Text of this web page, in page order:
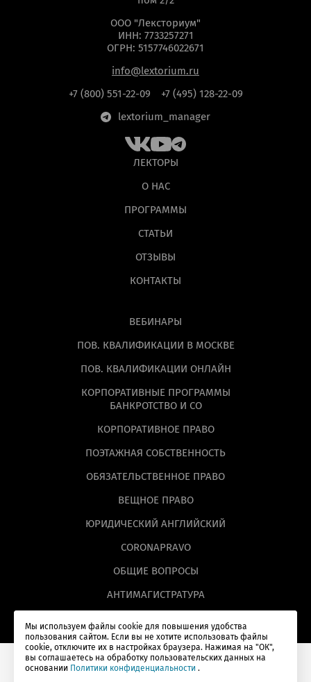
Мы используем файлы cookie для повышения удобства
пользования сайтом. Если вы не хотите использовать файлы
cookie, отключите их в настройках браузера. Нажимая на "ОК",
вы соглашаетесь на обработку пользовательских данных на
основании Политики конфиденциальности .
ООО "Лексториум"
ИНН: 7733257271
ОГРН: 5157746022671
info@lextorium.ru
+7 (800) 551-22-09
+7 (495) 128-22-09
lextorium_manager
ЛЕКТОРЫ
О НАС
ПРОГРАММЫ
СТАТЬИ
ОТЗЫВЫ
КОНТАКТЫ
ВЕБИНАРЫ
ПОВ. КВАЛИФИКАЦИИ В МОСКВЕ
ПОВ. КВАЛИФИКАЦИИ ОНЛАЙН
КОРПОРАТИВНЫЕ ПРОГРАММЫ
БАНКРОТСТВО И СО
КОРПОРАТИВНОЕ ПРАВО
ПОЭТАЖНАЯ СОБСТВЕННОСТЬ
ОБЯЗАТЕЛЬСТВЕННОЕ ПРАВО
ВЕЩНОЕ ПРАВО
ЮРИДИЧЕСКИЙ АНГЛИЙСКИЙ
CORONAPRAVO
ОБЩИЕ ВОПРОСЫ
АНТИМАГИСТРАТУРА
© Lextorium, 2026